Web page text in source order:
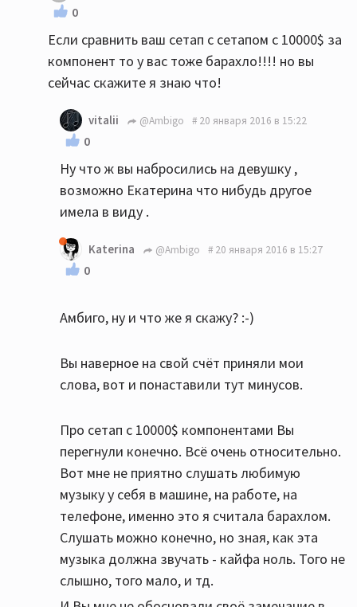
0
Если сравнить ваш сетап с сетапом с 10000$ за
компонент то у вас тоже барахло!!!! но вы
сейчас скажите я знаю что!
vitalii @Ambigo 20 января 2016 в 15:22
0
Ну что ж вы набросились на девушку ,
возможно Екатерина что нибудь другое
имела в виду .
Katerina @Ambigo 20 января 2016 в 15:27
0
Амбиго, ну и что же я скажу? :-)
Вы наверное на свой счёт приняли мои
слова, вот и понаставили тут минусов.
Про сетап с 10000$ компонентами Вы
перегнули конечно. Всё очень относительно.
Вот мне не приятно слушать любимую
музыку у себя в машине, на работе, на
телефоне, именно это я считала барахлом.
Слушать можно конечно, но зная, как эта
музыка должна звучать - кайфа ноль. Того не
слышно, того мало, и тд.